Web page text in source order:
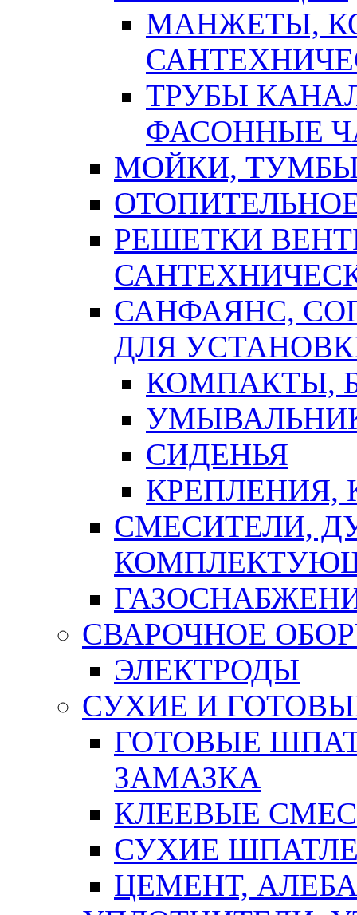
МАНЖЕТЫ,
ТРУБЫ
ФАСОННЫЕ
МОЙКИ,
РЕШЕТКИ
САНФАЯНС,
ДЛЯ
КОМПАКТЫ,
СИДЕНЬЯ
СМЕСИТЕЛИ,
СВАРОЧНОЕ
ЭЛЕКТРОДЫ
СУХИЕ И
ГОТОВЫЕ
ЗАМАЗКА
КЛЕЕВЫЕ
СУХИЕ
ЦЕМЕНТ,